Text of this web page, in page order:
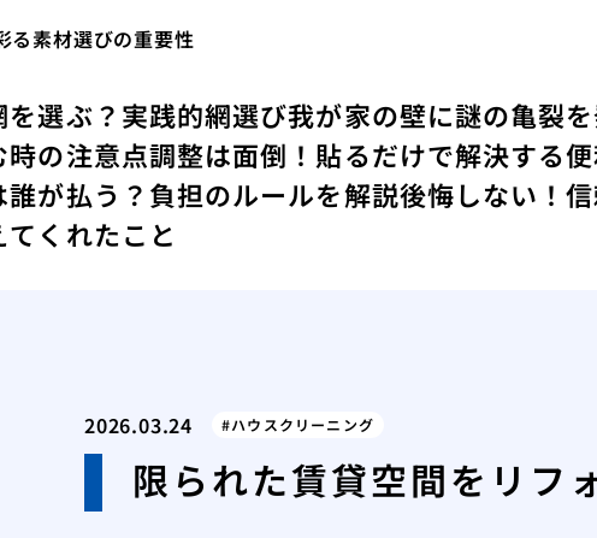
る素材選びの重要性
選ぶ？実践的網選び我が家の壁に謎の亀裂
の注意点調整は面倒！貼るだけで解決する
が払う？負担のルールを解説後悔しない！
くれたこと
2026.03.24 ハウスクリーニング
限られた賃貸空間をリフ